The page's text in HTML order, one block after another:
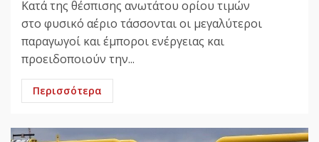
Κατά της θέσπισης ανωτάτου ορίου τιμών
στο φυσικό αέριο τάσσονται οι μεγαλύτεροι
παραγωγοί και έμποροι ενέργειας και
προειδοποιούν την...
Περισσότερα